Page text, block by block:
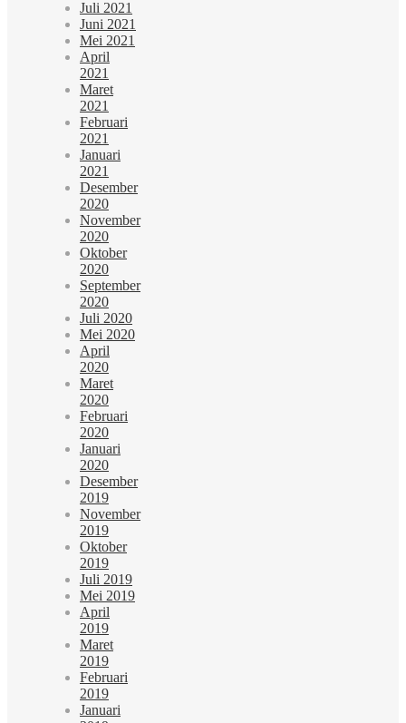
Juli 2021
Juni 2021
Mei 2021
April
2021
Maret
2021
Februari
2021
Januari
2021
Desember
2020
November
2020
Oktober
2020
September
2020
Juli 2020
Mei 2020
April
2020
Maret
2020
Februari
2020
Januari
2020
Desember
2019
November
2019
Oktober
2019
Juli 2019
Mei 2019
April
2019
Maret
2019
Februari
2019
Januari